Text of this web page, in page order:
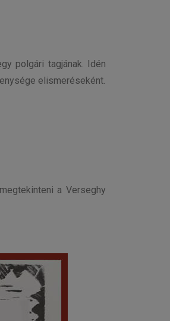
polgári tagjának. Idén
elismeréseként.
a Verseghy